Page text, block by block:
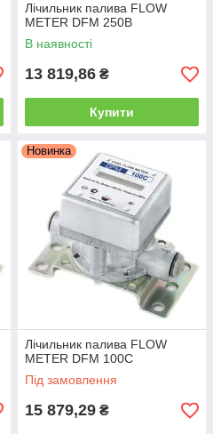
Лічильник палива FLOW
METER DFM 250B
В наявності
13 819,86 ₴
Купити
Новинка
Лічильник палива FLOW
METER DFM 100C
Під замовлення
15 879,29 ₴